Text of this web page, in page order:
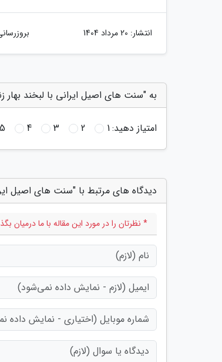
انتشار: 20 مرداد 1404
به "سنت های اصیل ایرانی با لبخند بهار
امتیاز دهید:1
2
3
4
5
دیدگاه های مرتبط با "سنت های اصیل
* نظرتان را در مورد این مقاله با ما درمیان